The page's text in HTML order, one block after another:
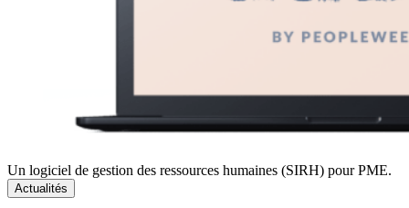
Un logiciel de gestion des ressources humaines (SIRH) pour PME.
Actualités